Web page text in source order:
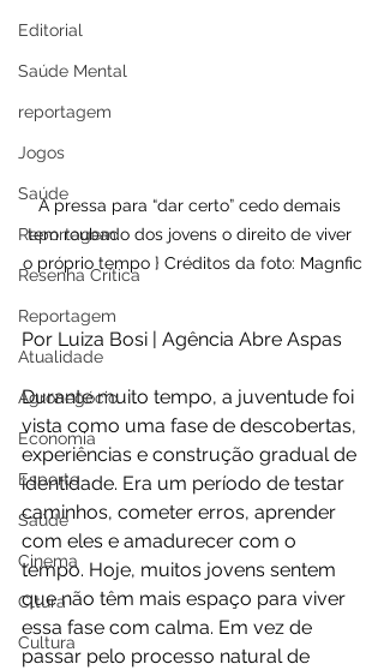
Editorial
Saúde Mental
reportagem
Jogos
Saúde
Reportagem
Resenha Crítica
Reportagem
Atualidade
Agronegócio
Economia
Esporte
Saúde
Cinema
Cltura
Cultura
A pressa para “dar certo” cedo demais
tem roubado dos jovens o direito de viver
o próprio tempo } Créditos da foto: Magnfic
Por Luiza Bosi | Agência Abre Aspas
Durante muito tempo, a juventude foi
vista como uma fase de descobertas,
experiências e construção gradual de
identidade. Era um período de testar
caminhos, cometer erros, aprender
com eles e amadurecer com o
tempo. Hoje, muitos jovens sentem
que não têm mais espaço para viver
essa fase com calma. Em vez de
passar pelo processo natural de